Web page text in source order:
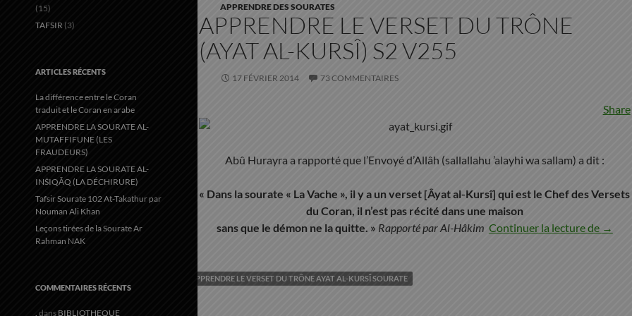
APPRENDRE DES SOURATES
APPRENDRE LE VERSET DU TRÔNE
(AYAT AL-KURSÎ) S2 V255
17 FÉVRIER 2014 73 COMMENTAIRES
Share
Abû Hurayra a rapporté que l’Envoyé d’Allâh (sallallahu ’alayhi wa sallam) a dit :
« Dans la sourate « La Vache », il y a un verset [Âyat al-Kursî] qui est le Chef des Versets
du Coran, il n’est pas récité dans une maison
sans que le démon ne la quitte. » Rapporté par Al-Hâkim Continuer la lecture de →
APPRENDRE LE VERSET DU TRÔNE AYAT AL-KURSÎ SOURATE
(15)
TAFSIR (3)
ARTICLES RÉCENTS
La différence entre le Coran
traduit et le Coran en arabe
APPRENDRE LA SOURATE AL-
MUTAFFIFUNE (LES
FRAUDEURS)
APPRENDRE LA SOURATE AL-
INŠIQĀQ (LA DÉCHIRURE)
Tafsir Sourate 102 At-Takathur par
Nouman Ali Khan
Leçons tirées de la Sourate Ar
Rahman NAK
COMMENTAIRES RÉCENTS
dans BIBLIOTHEQUE